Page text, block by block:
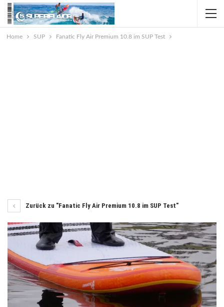
Home SUP Fanatic Fly Air Premium 10.8 im SUP Test
Zurück zu "Fanatic Fly Air Premium 10.8 im SUP Test"